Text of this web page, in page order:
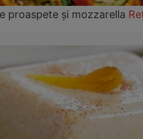
proaspete și mozzarella